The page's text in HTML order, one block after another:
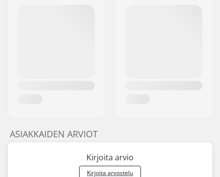
ASIAKKAIDEN ARVIOT
Kirjoita arvio
Kirjoita arvostelu